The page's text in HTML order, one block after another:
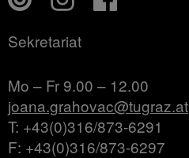
Sekretariat
Mo – Fr 9.00 – 12.00
joana.grahovac@tugraz.at
T: +43(0)316/873-6291
F: +43(0)316/873-6297